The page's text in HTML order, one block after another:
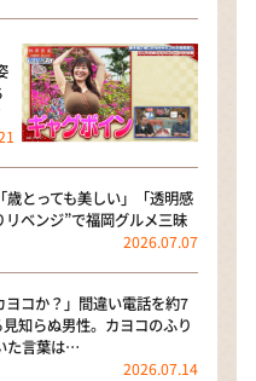
歳とっても美しい」「透明感
ベンジ”で福岡グルメ三昧
2026.07.07
ヨコか？」間違い電話を約7
知らぬ男性。カヨコのふり
た言葉は…
2026.07.14